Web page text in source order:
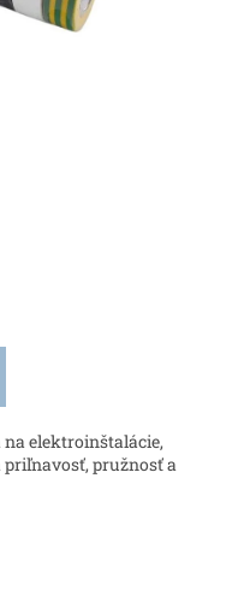
na elektroinštalácie,
priľnavosť, pružnosť a